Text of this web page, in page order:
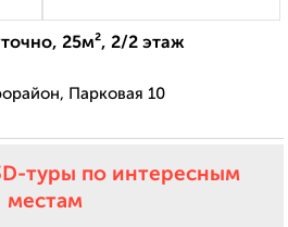
25м², 2/2 этаж
Парковая 10
туры по интересным
местам